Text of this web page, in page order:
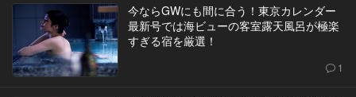
今ならGWにも間に合う！東京カレンダー
最新号では海ビューの客室露天風呂が極楽
すぎる宿を厳選！
1